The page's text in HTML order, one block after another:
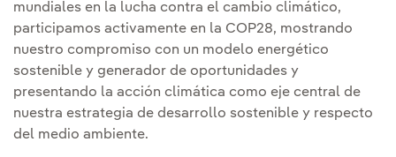
mundiales en la lucha contra el cambio climático,
participamos activamente en la COP28, mostrando
nuestro compromiso con un modelo energético
sostenible y generador de oportunidades y
presentando la acción climática como eje central de
nuestra estrategia de desarrollo sostenible y respecto
del medio ambiente.